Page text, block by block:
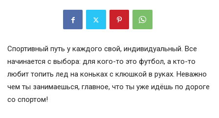
Спортивный путь у каждого свой, индивидуальный. Все
начинается с выбора: для кого-то это футбол, а кто-то
любит топить лед на коньках с клюшкой в руках. Неважно
чем ты занимаешься, главное, что ты уже идёшь по дороге
со спортом!